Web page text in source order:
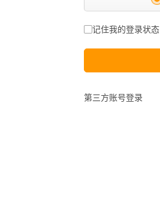
记住我的登录状态
第三方账号登录